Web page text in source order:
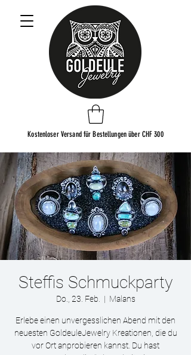
Kostenloser Versand für Bestellungen über CHF 300
Steffis Schmuckparty
Do., 23. Feb.
  |
Malans
Erlebe einen unvergesslichen Abend mit den
neuesten GoldeuleJewelry Kreationen, die du
vor Ort anprobieren kannst. Du hast